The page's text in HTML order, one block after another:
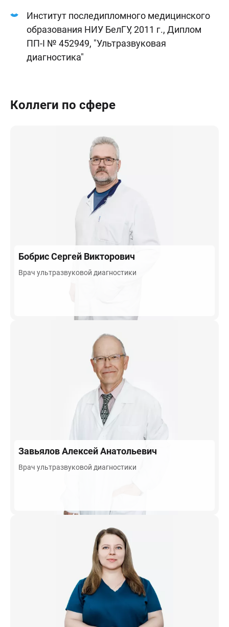
Институт последипломного медицинского
образования НИУ БелГУ, 2011 г., Диплом
ПП-I № 452949, "Ультразвуковая
диагностика"
Коллеги по сфере
БобрисСергей Викторович
Врач ультразвуковой диагностики
ЗавьяловАлексей Анатольевич
Врач ультразвуковой диагностики